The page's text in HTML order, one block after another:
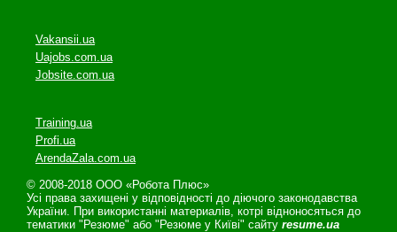
Vakansii.ua
Uajobs.com.ua
Jobsite.com.ua
Training.ua
Profi.ua
ArendaZala.com.ua
© 2008-2018 ООО «Робота Плюс»
Усі права захищені у відповідності до діючого законодавства
України. При використанні материалів, котрі відноносяться до
тематики "Резюме" або "Резюме у Київі" сайту resume.ua